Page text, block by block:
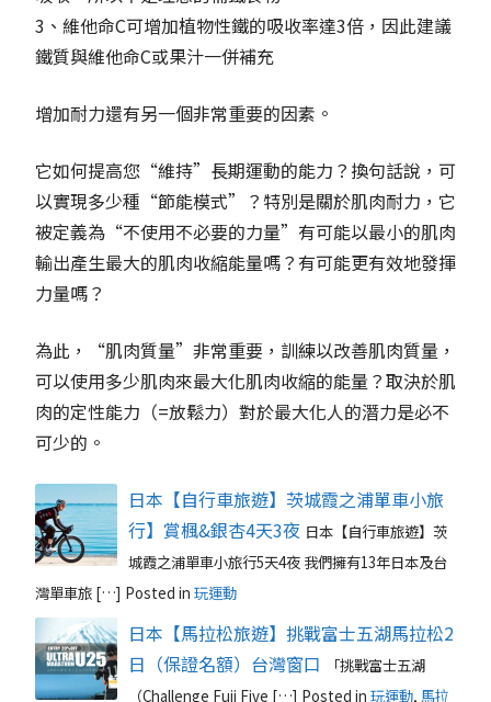
3、維他命C可增加植物性鐵的吸收率達3倍，因此建議
鐵質與維他命C或果汁一併補充
增加耐力還有另一個非常重要的因素。
它如何提高您“維持”長期運動的能力？換句話說，可
以實現多少種“節能模式”？特別是關於肌肉耐力，它
被定義為“不使用不必要的力量”有可能以最小的肌肉
輸出產生最大的肌肉收縮能量嗎？有可能更有效地發揮
力量嗎？
為此，“肌肉質量”非常重要，訓練以改善肌肉質量，
可以使用多少肌肉來最大化肌肉收縮的能量？取決於肌
肉的定性能力（=放鬆力）對於最大化人的潛力是必不
可少的。
日本【自行車旅遊】茨城霞之浦單車小旅
行】賞楓&銀杏4天3夜 日本【自行車旅遊】茨
城霞之浦單車小旅行5天4夜 我們擁有13年日本及台
灣單車旅 […] Posted in 玩運動
日本【馬拉松旅遊】挑戰富士五湖馬拉松2
日（保證名額）台灣窗口
「挑戰富士五湖
（Challenge Fuji Five […] Posted in 玩運動, 馬拉